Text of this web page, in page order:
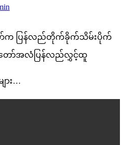
က ပြန်လည်တိုက်ခိုက်သိမ်းပိုက်
တော်အလံပြန်လည်လွှင့်ထူ
ား…